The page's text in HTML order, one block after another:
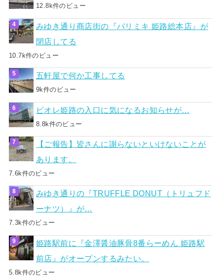
12.8k件のビュー
みゆき通り商店街の『パリミキ 姫路総本店』が
閉店してる
10.7k件のビュー
五軒屋で何か工事してる
9k件のビュー
ピオレ姫路の入口に気になるお知らせが…
8.8k件のビュー
【ご報告】皆さんに謝らないといけないことが
あります。
7.6k件のビュー
みゆき通りの『TRUFFLE DONUT（トリュフド
ーナツ）』が…
7.3k件のビュー
姫路駅前に『金澤醤油豚骨8番らーめん 姫路駅
前店』がオープンするみたい。
5.8k件のビュー